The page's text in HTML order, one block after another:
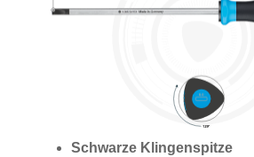
Schwarze Klingenspitze